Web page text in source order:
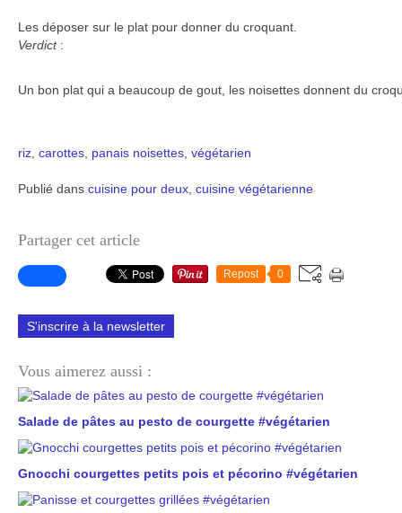
Les déposer sur le plat pour donner du croquant.
Verdict:
Un bon plat qui a beaucoup de gout, les noisettes donnent du
riz carottes panais noisettes végétarien
Publié dans cuisine pour deux cuisine végétarienne
Partager cet article
Repost 0
S'inscrire à la newsletter
Vous aimerez aussi :
Salade de pâtes au pesto de courgette #végétarien
Gnocchi courgettes petits pois et pécorino #végétarien